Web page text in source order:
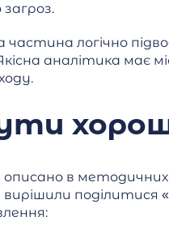
загроз.
частина логічно
аналітика
в
вирішили